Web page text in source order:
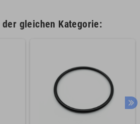
gleichen Kategorie: